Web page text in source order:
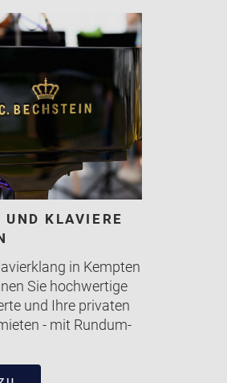
UND KLAVIERE
in Kempten
Sie hochwertige
und Ihre privaten
- mit Rundum-